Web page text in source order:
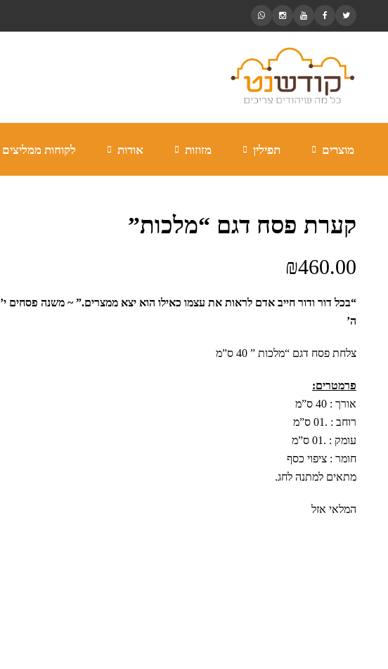
מוצרים תפילין מזוזות אודות לקוחות ממליצים
קערת פסח דגם “מלכות”
₪460.00
“בכל דור ודור חייב אדם לראות את עצמו כאילו הוא יצא ממצרים.” ~ משנה פסחים י’
ה’
צלחת פסח דגם “מלכות ” 40 ס”מ
פרמטרים:
אורך : 40 ס”מ
רוחב : .01 ס”מ
עומק : .01 ס”מ
חומר : ציפוי כסף
מתאים למתנה לחג.
המלאי אזל